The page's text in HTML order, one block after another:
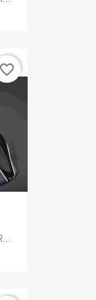
favorite_border